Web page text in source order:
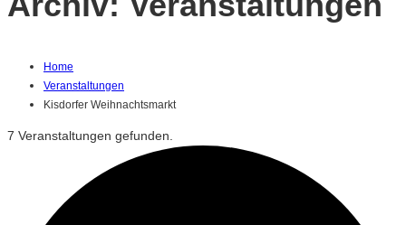
Home
Veranstaltungen
Kisdorfer Weihnachtsmarkt
7 Veranstaltungen gefunden.